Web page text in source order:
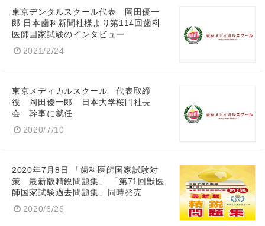
東京デンタルスクール代表 岡田優一
郎 日本歯科新聞社様より第114回歯科
医師国家試験のインタビュー
2021/2/24
東京メディカルスクール 代表取締
役 岡田優一郎 日本大学桜門社長
会 幹事に就任
2020/7/10
2020年7月8日 「歯科医師国家試験対
策 最新版精鋭問題集」 「第71回獣医
師国家試験過去問題集」同時発売
2020/6/26